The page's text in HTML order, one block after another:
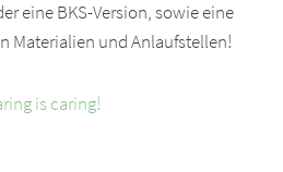
eine BKS-Version, sowie eine
Materialien und Anlaufstellen!
is caring!